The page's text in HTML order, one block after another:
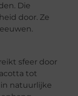
Die
door. Ze
sfeer door
tot
natuurlijke